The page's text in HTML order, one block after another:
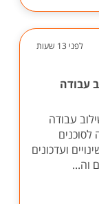
לפני 13 שעות
עבודה
עבודה
ועדכונים
וה...